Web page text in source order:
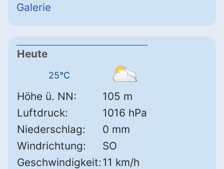
Galerie
Heute
25°C
Höhe ü. NN:
105 m
Luftdruck:
1016 hPa
Niederschlag:
0 mm
Windrichtung:
SO
Geschwindigkeit: 11 km/h